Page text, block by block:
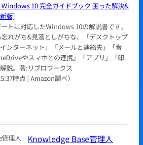
10 完全ガイドブック 困った解決&
版]
トに対応したWindows 10の解説書です。
れがち&見落としがちな、「デスクトップ
ンターネット」「メールと連絡先」「音
やスマホとの連携」「アプリ」「印
説。著:リブロワークス
時点 | Amazon調べ）
Knowledge Base管理人